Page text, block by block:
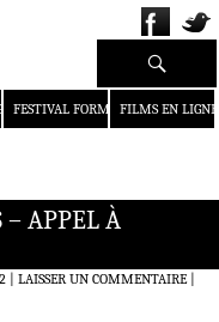
FESTIVAL FORMAT COURT
FILMS EN LIGNE
Recherche
– APPEL À
LAISSER UN COMMENTAIRE|